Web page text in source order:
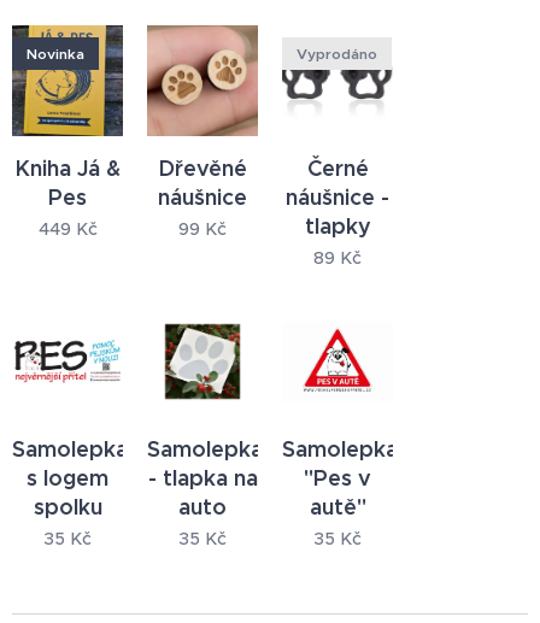
Kniha Já &
Pes
Novinka
449 Kč
Dřevěné
náušnice
99 Kč
Černé
náušnice -
tlapky
Vyprodáno
89 Kč
Samolepka
s logem
spolku
35 Kč
Samolepka
- tlapka na
auto
35 Kč
Samolepka
"Pes v
autě"
35 Kč